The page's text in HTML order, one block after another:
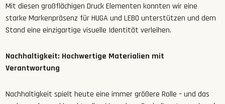
Mit diesen großflächigen Druck Elementen konnten wir eine
starke Markenpräsenz für HUGA und LEBO unterstützen und dem
Stand eine einzigartige visuelle Identität verleihen.
Nachhaltigkeit: Hochwertige Materialien mit
Verantwortung
Nachhaltigkeit spielt heute eine immer größere Rolle – und das